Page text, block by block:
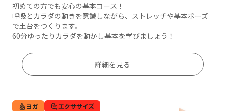
初めての方でも安心の基本コース！
呼吸とカラダの動きを意識しながら、ストレッチや基本ポーズ
で土台をつくります。
60分ゆったりカラダを動かし基本を学びましょう！
詳細を見る
ヨガ エクササイズ